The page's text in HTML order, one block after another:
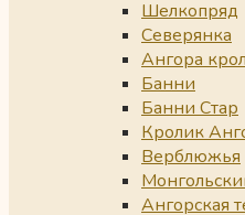
Шелкопряд
Северянка
Ангора
Банни
Банни Стар
Кролик
Верблюжья
Ангорская